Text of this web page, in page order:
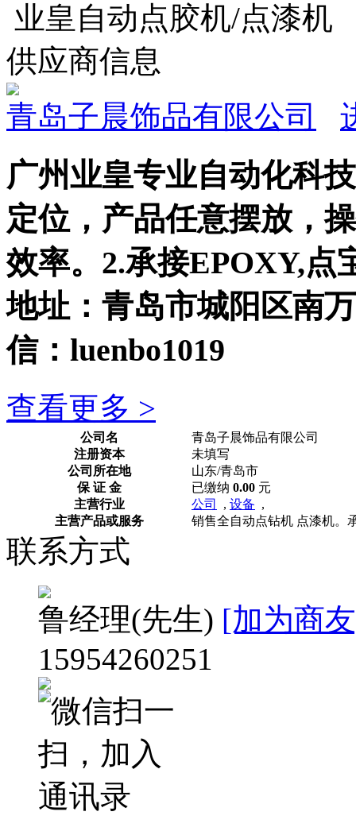
业皇自动点胶机/点漆机
供应商信息
青岛子晨饰品有限公司
广州业皇专业自动化科
定位，产品任意摆放，
效率。2.承接EPOXY,点
地址：青岛市城阳区南
信：luenbo1019
查看更多 >
公司名
青岛子晨饰品有限公司
注册资本
未填写
公司所在地
山东/青岛市
保 证 金
已缴纳 0.00 元
主营行业
公司 , 设备 ,
主营产品或服务
销售全自动点钻机 点漆机。
联系方式
鲁经理(先生) [加为商
15954260251